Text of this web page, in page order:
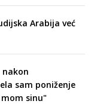
Arabija već
sam poniženje
sinu"